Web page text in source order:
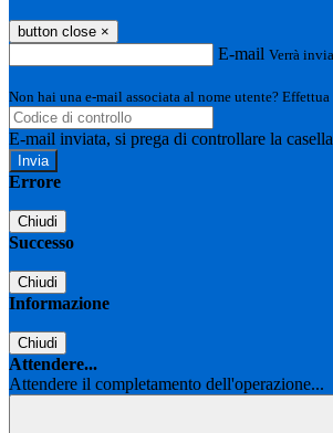
button close ×
E-mail Verrà
Non hai una e-mail associata al nome utente?
E-mail inviata, si prega di controllare la
Errore
Chiudi
Successo
Chiudi
Informazione
Chiudi
Attendere...
Attendere il completamento dell'operazione...